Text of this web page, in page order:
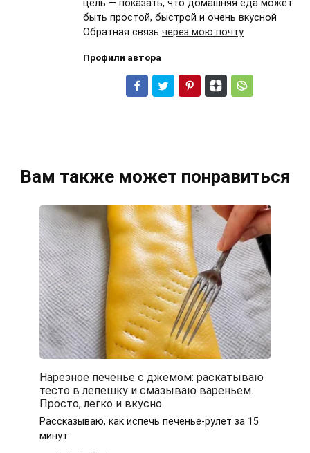
цель — показать, что домашняя еда может
быть простой, быстрой и очень вкусной
Обратная связь через мою почту
Профили автора
Вам также может понравиться
Нарезное печенье с джемом: раскатываю
тесто в лепешку и смазываю вареньем.
Просто, легко и вкусно
Рассказываю, как испечь печенье-рулет за 15
минут